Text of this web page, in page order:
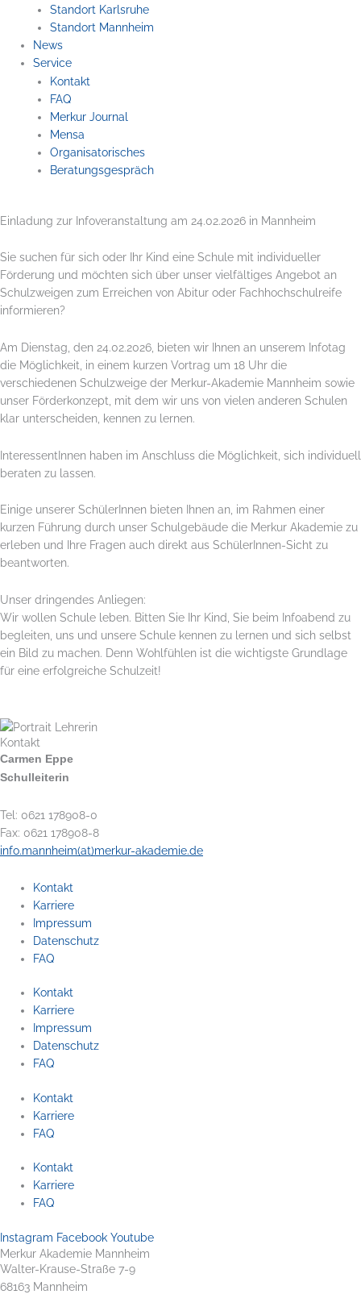
Standort Karlsruhe
Standort Mannheim
News
Service
Kontakt
FAQ
Merkur Journal
Mensa
Organisatorisches
Beratungsgespräch
Einladung zur Infoveranstaltung am 24.02.2026 in Mannheim
Sie suchen für sich oder Ihr Kind eine Schule mit individueller
Förderung und möchten sich über unser vielfältiges Angebot an
Schulzweigen zum Erreichen von Abitur oder Fachhochschulreife
informieren?
Am Dienstag, den 24.02.2026, bieten wir Ihnen an unserem Infotag
die Möglichkeit, in einem kurzen Vortrag um 18 Uhr die
verschiedenen Schulzweige der Merkur-Akademie Mannheim sowie
unser Förderkonzept, mit dem wir uns von vielen anderen Schulen
klar unterscheiden, kennen zu lernen.
InteressentInnen haben im Anschluss die Möglichkeit, sich individuell
beraten zu lassen.
Einige unserer SchülerInnen bieten Ihnen an, im Rahmen einer
kurzen Führung durch unser Schulgebäude die Merkur Akademie zu
erleben und Ihre Fragen auch direkt aus SchülerInnen-Sicht zu
beantworten.
Unser dringendes Anliegen:
Wir wollen Schule leben. Bitten Sie Ihr Kind, Sie beim Infoabend zu
begleiten, uns und unsere Schule kennen zu lernen und sich selbst
ein Bild zu machen. Denn Wohlfühlen ist die wichtigste Grundlage
für eine erfolgreiche Schulzeit!
Kontakt
Carmen Eppe
Schulleiterin
Tel: 0621 178908-0
Fax: 0621 178908-8
info.mannheim(at)merkur-akademie.de
Kontakt
Karriere
Impressum
Datenschutz
FAQ
Kontakt
Karriere
Impressum
Datenschutz
FAQ
Kontakt
Karriere
FAQ
Kontakt
Karriere
FAQ
Instagram Facebook Youtube
Merkur Akademie Mannheim
Walter-Krause-Straße 7-9
68163 Mannheim